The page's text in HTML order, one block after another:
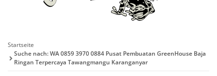
Startseite
Suche nach: WA 0859 3970 0884 Pusat Pembuatan GreenHouse Baja
Ringan Terpercaya Tawangmangu Karanganyar